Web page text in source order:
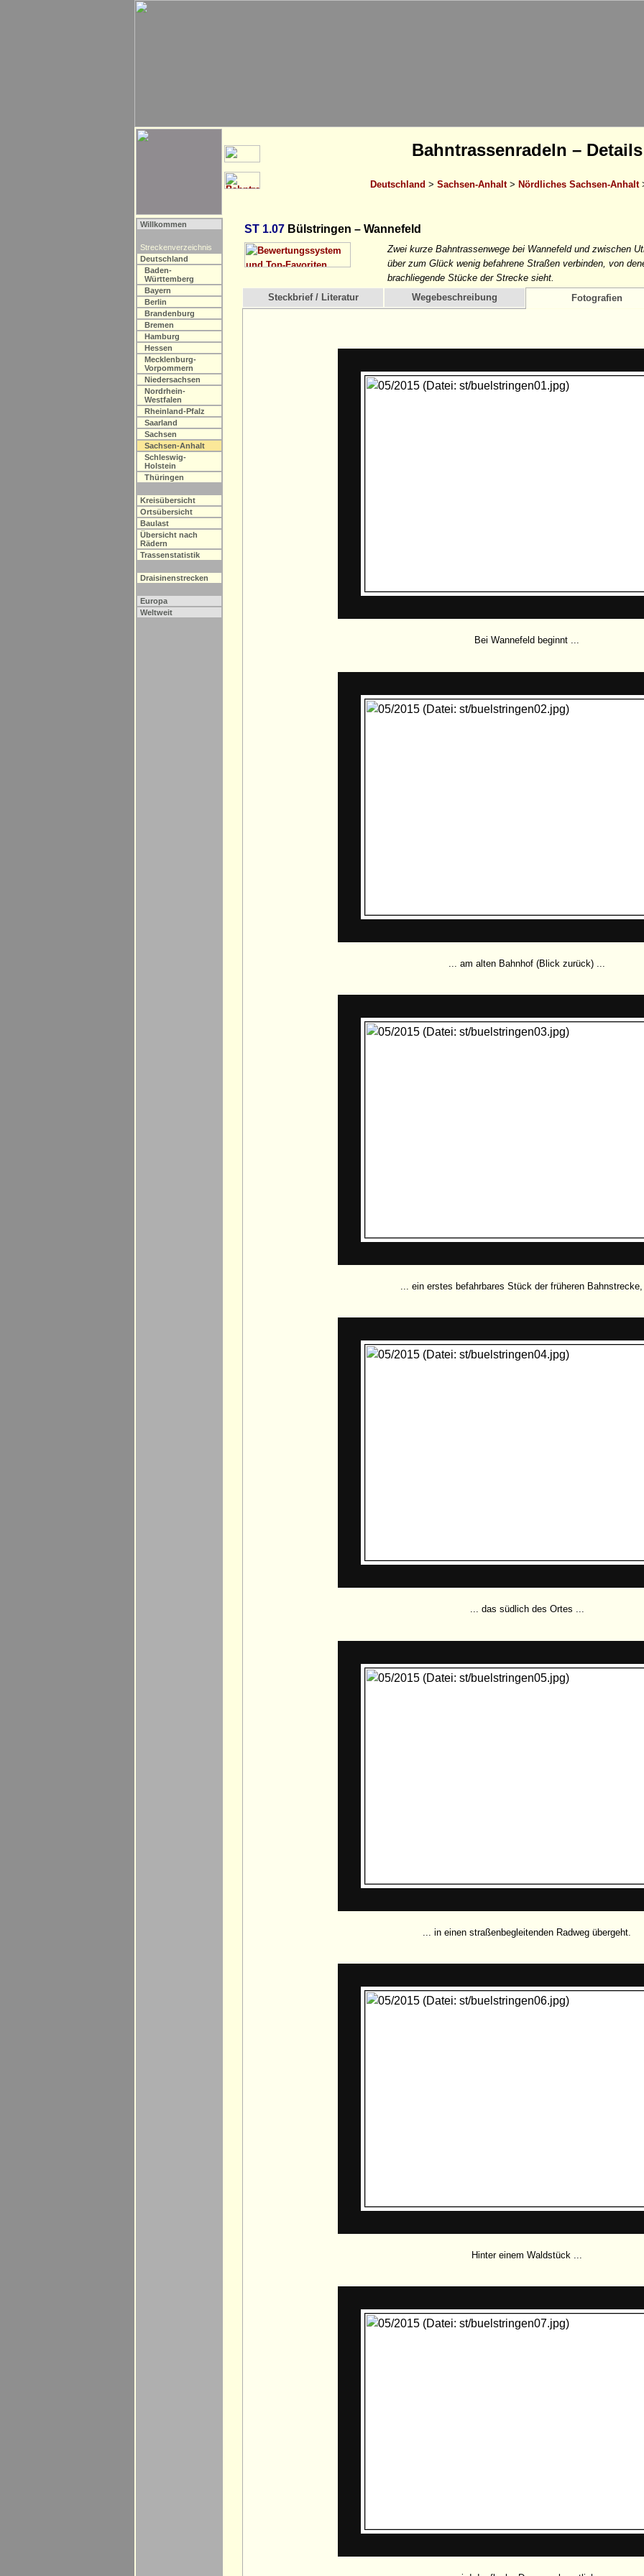
Bahntrassenradeln – Details
Deutschland > Sachsen-Anhalt> Nördliches Sachsen-Anhalt
Willkommen
Streckenverzeichnis
Deutschland
Baden-
Württemberg
Bayern
Berlin
Brandenburg
Bremen
Hamburg
Hessen
Mecklenburg-
Vorpommern
Niedersachsen
Nordrhein-
Westfalen
Rheinland-Pfalz
Saarland
Sachsen
Sachsen-Anhalt
Schleswig-
Holstein
Thüringen
Kreisübersicht
Ortsübersicht
Baulast
Übersicht nach
Rädern
Trassenstatistik
Draisinenstrecken
Europa
Weltweit
ST 1.07 Bülstringen – Wannefeld
Zwei kurze Bahntrassenwege bei Wannefeld und zwischen
über zum Glück wenig befahrene Straßen verbinden, von
brachliegende Stücke der Strecke sieht.
Steckbrief / Literatur
Wegebeschreibung Fotografien
Bei Wannefeld beginnt ...
... am alten Bahnhof (Blick zurück) ...
... ein erstes befahrbares Stück der früheren
... das südlich des Ortes ...
... in einen straßenbegleitenden Radweg übergeht.
Hinter einem Waldstück ...